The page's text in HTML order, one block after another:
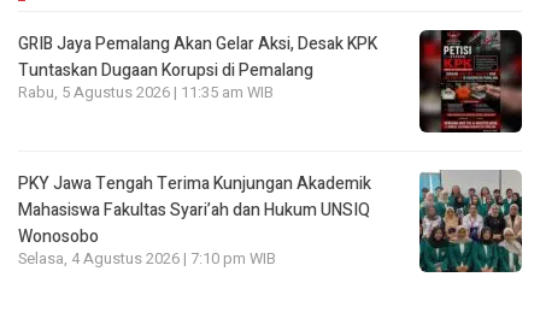
GRIB Jaya Pemalang Akan Gelar Aksi, Desak KPK
Tuntaskan Dugaan Korupsi di Pemalang
Rabu, 5 Agustus 2026 | 11:35 am WIB
PKY Jawa Tengah Terima Kunjungan Akademik
Mahasiswa Fakultas Syari’ah dan Hukum UNSIQ
Wonosobo
Selasa, 4 Agustus 2026 | 7:10 pm WIB